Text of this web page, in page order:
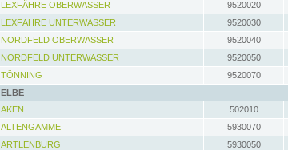
LEXFÄHRE OBERWASSER
9520020
LEXFÄHRE UNTERWASSER
9520030
NORDFELD OBERWASSER
9520040
NORDFELD UNTERWASSER
9520050
TÖNNING
9520070
ELBE
AKEN
502010
ALTENGAMME
5930070
ARTLENBURG
5930050